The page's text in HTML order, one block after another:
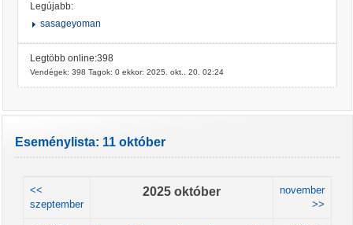
Legújabb:
sasageyoman
Legtöbb online:398
Vendégek: 398 Tagok: 0 ekkor: 2025. okt.. 20. 02:24
Eseménylista: 11 október
<<
szeptember
2025 október
november
>>